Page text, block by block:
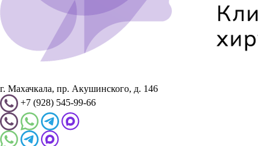
г. Махачкала, пр. Акушинского, д. 146
+7 (928) 545-99-66